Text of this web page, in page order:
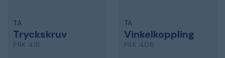
TA
Tryckskruv
PRK 431
TA
Vinkelkoppling
PRK 406